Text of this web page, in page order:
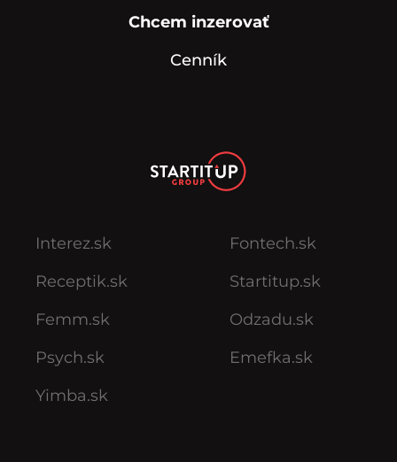
Chcem inzerovať
Cenník
Interez.sk
Receptik.sk
Femm.sk
Psych.sk
Yimba.sk
Fontech.sk
Startitup.sk
Odzadu.sk
Emefka.sk